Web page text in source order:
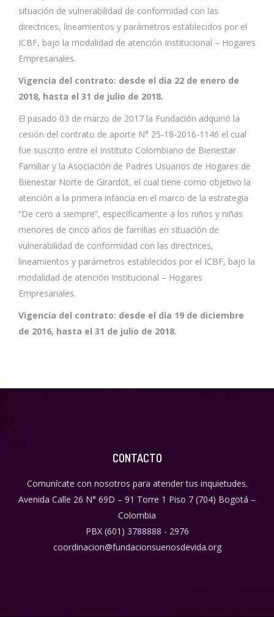
situación de vulnerabilidad de conformidad con las
directrices, lineamientos y parámetros establecidos por el
ICBF, bajo la modalidad de atención Institucional – Hogares
Empresariales.
Vigencia del contrato: desde el día 22 de enero de
2018, hasta el 31 de julio de 2018.
El pasado 03 de marzo de 2017 la Fundación adquirió la
cesión del contrato de aporte N° 25-18-2016-1146 el cual
fue suscrito entre el Instituto Colombiano de Bienestar
Familiar y la Asociación de Padres Usuarios de Hogares de
Bienestar Norte de Girardot, el cual tiene como objetivo la
atención a la primera infancia en el marco de la estrategia
“De cero a siempre”, específicamente a los niños y niñas
menores de cinco años de familias en situación de
vulnerabilidad de conformidad con las directrices,
lineamientos y parámetros establecidos por el ICBF, bajo la
modalidad de atención Institucional – Hogares
Empresariales.
Vigencia del contrato: desde el día 19 de diciembre
de 2016, hasta el 31 de julio de 2018.
CONTACTO
Comunícate con nosotros para atender tus inquietudes.
Avenida Calle 26 N° 69D – 91 Torre 1 Piso 7 (704) Bogotá –
Colombia
PBX (601) 3788888 - 2976
coordinacion@fundacionsuenosdevida.org